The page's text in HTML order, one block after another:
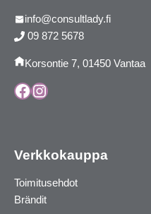
info@consultlady.fi
09 872 5678
Korsontie 7, 01450 Vantaa
Facebook
Instagram
Verkkokauppa
Toimitusehdot
Brändit